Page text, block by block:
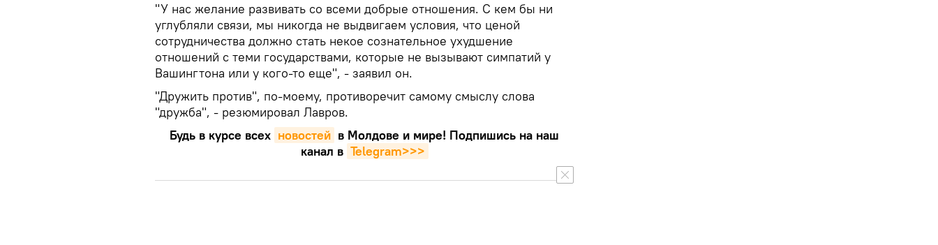
"У нас желание развивать со всеми добрые отношения. С кем бы ни
углубляли связи, мы никогда не выдвигаем условия, что ценой
сотрудничества должно стать некое сознательное ухудшение
отношений с теми государствами, которые не вызывают симпатий у
Вашингтона или у кого-то еще", - заявил он.
"Дружить против", по-моему, противоречит самому смыслу слова
"дружба", - резюмировал Лавров.
Будь в курсе всех новостей в Молдове и мире! Подпишись на наш
канал в Telegram>>>